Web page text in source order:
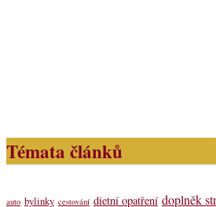
Témata článků
auto bylinky cestování dietní opatření doplněk